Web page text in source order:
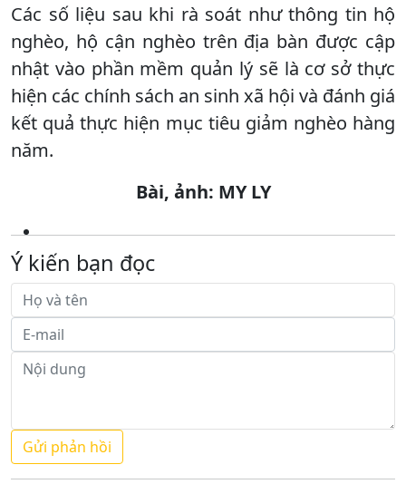
Các số liệu sau khi rà soát như thông tin hộ
nghèo, hộ cận nghèo trên địa bàn được cập
nhật vào phần mềm quản lý sẽ là cơ sở thực
hiện các chính sách an sinh xã hội và đánh giá
kết quả thực hiện mục tiêu giảm nghèo hàng
năm.
Bài, ảnh: MY LY
Ý kiến bạn đọc